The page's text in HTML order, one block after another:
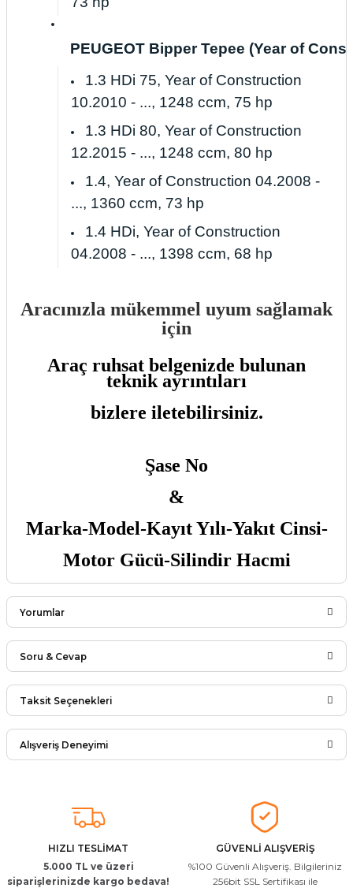
PEUGEOT Bipper Tepee (Year of
1.3 HDi 75, Year of Construction
10.2010 - ..., 1248 ccm, 75 hp
1.3 HDi 80, Year of Construction
12.2015 - ..., 1248 ccm, 80 hp
1.4, Year of Construction 04.2008 -
..., 1360 ccm, 73 hp
1.4 HDi, Year of Construction
04.2008 - ..., 1398 ccm, 68 hp
Aracınızla mükemmel uyum sağlamak
için
Araç ruhsat belgenizde bulunan
teknik ayrıntıları
bizlere iletebilirsiniz.
Şase No
&
Marka-Model-Kayıt Yılı-Yakıt Cinsi-
Motor Gücü-Silindir Hacmi
Yorumlar
Bu ürüne ilk yorumu siz yapın!
Soru & Cevap
Ürün hakkında henüz soru sorulmamış.
Taksit Seçenekleri
Alışveriş Deneyimi
herkese tavsiye ederim
Uygun kaliteli
HIZLI TESLİMAT
5.000 TL ve üzeri
siparişlerinizde kargo bedava!
GÜVENLİ ALIŞVERİŞ
%100 Güvenli Alışveriş. Bilgileriniz
256bit SSL Sertifikası ile